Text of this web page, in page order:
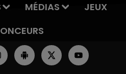
MÉDIAS
JEUX